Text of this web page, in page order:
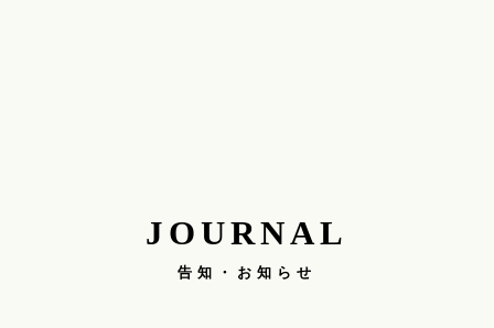
JOURNAL
告知・お知らせ